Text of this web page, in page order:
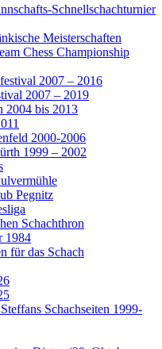
Schnellschachturnier
Meisterschaften
Chess Championship
2007 – 2016
2007 – 2019
2004 bis 2013
2000-2006
1999 – 2002
Pegnitz
Schachthron
1984
für das Schach
Schachseiten 1999-